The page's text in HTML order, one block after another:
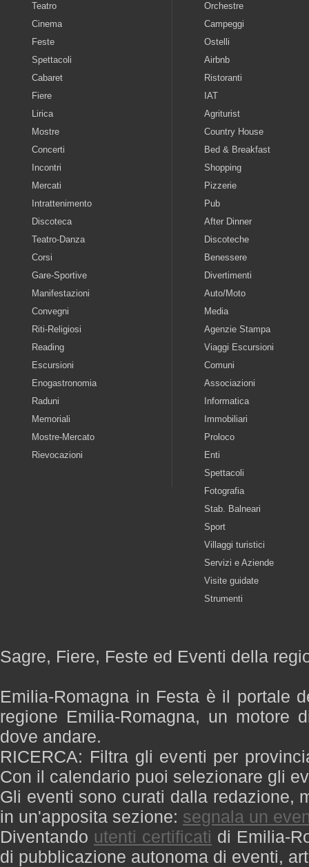
Teatro
Cinema
Feste
Spettacoli
Cabaret
Fiere
Lirica
Mostre
Concerti
Incontri
Mercati
Intrattenimento
Discoteca
Teatro-Danza
Corsi
Gare-Sportive
Manifestazioni
Convegni
Riti-Religiosi
Reading
Escursioni
Enogastronomia
Raduni
Memoriali
Mostre-Mercato
Rievocazioni
Orchestre
Campeggi
Ostelli
Airbnb
Ristoranti
IAT
Agriturist
Country House
Bed & Breakfast
Shopping
Pizzerie
Pub
After Dinner
Discoteche
Benessere
Divertimenti
Auto/Moto
Media
Agenzie Stampa
Viaggi Escursioni
Comuni
Associazioni
Informatica
Immobiliari
Proloco
Enti
Spettacoli
Fotografia
Stab. Balneari
Sport
Villaggi turistici
Servizi e Aziende
Visite guidate
Strumenti
Sagre, Fiere, Feste ed Eventi della
Emilia-Romagna in Festa è il portale
regione Emilia-Romagna, un motore
dove andare.
RICERCA: Filtra gli eventi per
Con il calendario puoi selezionare gli
Gli eventi sono curati dalla redazione,
in un'apposita sezione: segnala un
Diventando utenti certificati di Emilia-
di pubblicazione autonoma di eventi,